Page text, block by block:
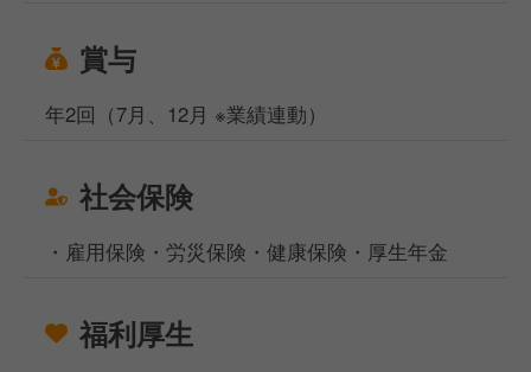
賞与
年2回（7月、12月 ※業績連動）
社会保険
・雇用保険・労災保険・健康保険・厚生年金
福利厚生